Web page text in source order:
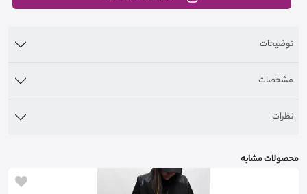
توضیحات
مشخصات
نظرات
محصولات مشابه